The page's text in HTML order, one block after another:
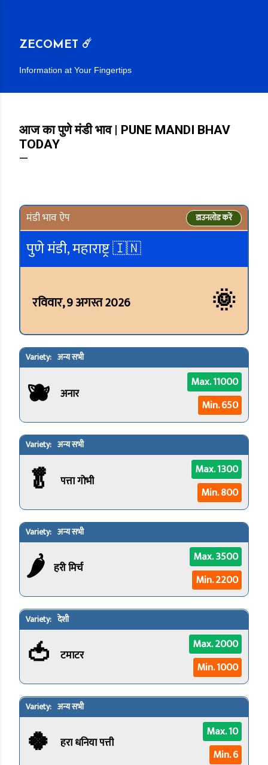
ZECOMET ☄️
Information at Your Fingertips
आज का पुणे मंडी भाव | PUNE MANDI BHAV
TODAY
मंडी भाव ऐप डाउनलोड करें
पुणे मंडी, महाराष्ट्र 🇮🇳
रविवार, 9 अगस्त 2026 🌞
अन्य सभी
🫐 अनार
Max. 11000
Min. 650
अन्य सभी
🥬 पत्ता गोभी
Max. 1300
Min. 800
अन्य सभी
🌶️ हरी मिर्च
Max. 3500
Min. 2200
देशी
🍅 टमाटर
Max. 2000
Min. 1000
अन्य सभी
🍀 हरा धनिया पत्ती
Max. 10
Min. 6